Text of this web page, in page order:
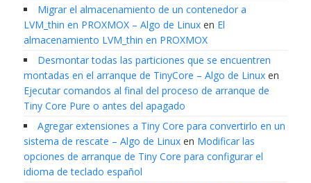
Migrar el almacenamiento de un contenedor a
LVM_thin en PROXMOX – Algo de Linuxen El
almacenamiento LVM_thin en PROXMOX
Desmontar todas las particiones que se encuentren
montadas en el arranque de TinyCore – Algo de Linuxen
Ejecutar comandos al final del proceso de arranque de
Tiny Core Pure o antes del apagado
Agregar extensiones a Tiny Core para convertirlo en un
sistema de rescate – Algo de Linuxen Modificar las
opciones de arranque de Tiny Core para configurar el
idioma de teclado español